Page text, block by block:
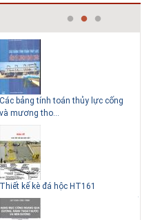
Lý do nên sử dụng gạch block
để xây nhà
thủy lực cống
HT161
Cấp nước-Bản vẽ
Thoát nước-Bản
thuật cống tròn...